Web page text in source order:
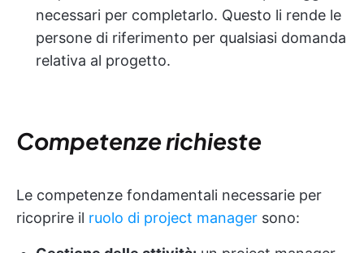
necessari per completarlo. Questo li rende le
persone di riferimento per qualsiasi domanda
relativa al progetto.
Competenze richieste
Le competenze fondamentali necessarie per
ricoprire il ruolo di project manager sono: